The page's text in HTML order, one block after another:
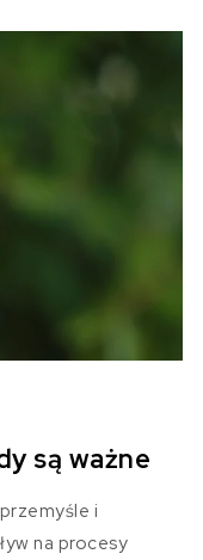
są ważne
i
na procesy